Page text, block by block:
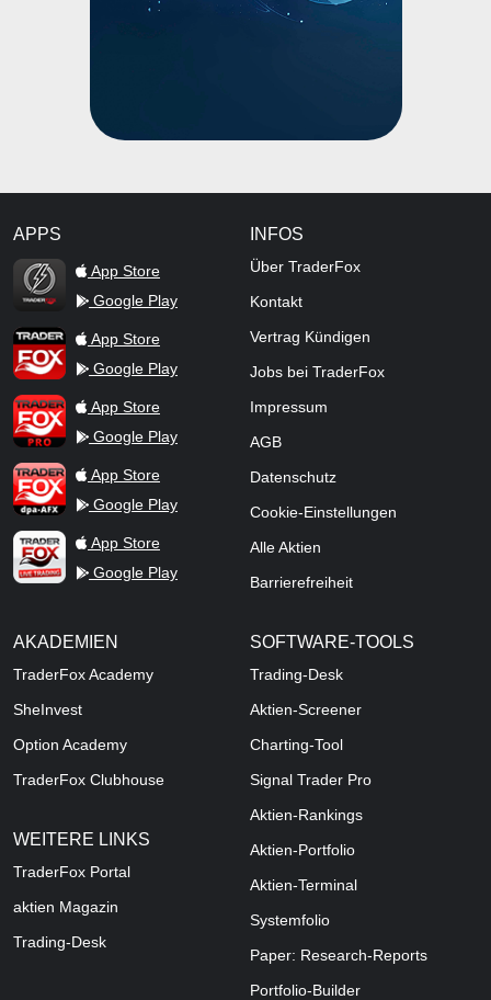
APPS
TraderFox Flash
App Store
Google Play
TraderFox AppApp Store
Google Play
TraderFox ProApp Store
Google Play
TraderFox dpa-AFX ProFeed
App Store
Google Play
TraderFox Live Trading
App Store
Google Play
INFOS
Über TraderFox
Kontakt
Vertrag Kündigen
Jobs bei TraderFox
Impressum
AGB
Datenschutz
Cookie-Einstellungen
Alle Aktien
Barrierefreiheit
AKADEMIEN
TraderFox Academy
SheInvest
Option Academy
TraderFox Clubhouse
WEITERE LINKS
TraderFox Portal
aktien Magazin
Trading-Desk
SOFTWARE-TOOLS
Trading-Desk
Aktien-Screener
Charting-Tool
Signal Trader Pro
Aktien-Rankings
Aktien-Portfolio
Aktien-Terminal
Systemfolio
Paper: Research-Reports
Portfolio-Builder